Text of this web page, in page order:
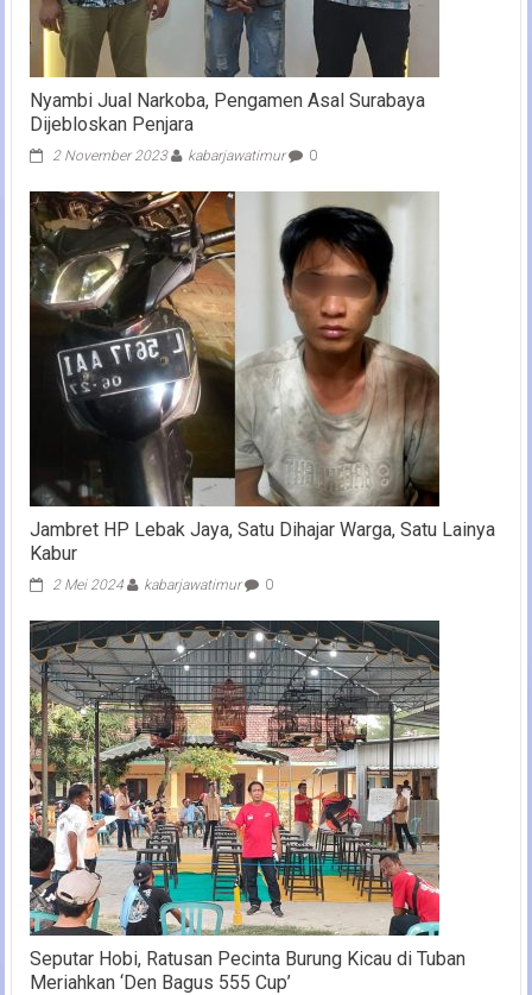
Nyambi Jual Narkoba, Pengamen Asal Surabaya
Dijebloskan Penjara
2 November 2023 kabarjawatimur 0
Jambret HP Lebak Jaya, Satu Dihajar Warga, Satu Lainya
Kabur
2 Mei 2024 kabarjawatimur 0
Seputar Hobi, Ratusan Pecinta Burung Kicau di Tuban
Meriahkan ‘Den Bagus 555 Cup’